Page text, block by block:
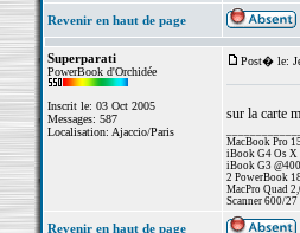
Revenir en haut de page
Superparati
PowerBook d'Orchidée
Inscrit le: 03 Oct 2005
Messages: 587
Localisation: Ajaccio/Paris
Post� le:
sur la carte
MacBook Pro
iBook G4 Os X
iBook G3
2 PowerBook
MacPro Quad
Scanner 600/27
Revenir en haut de page